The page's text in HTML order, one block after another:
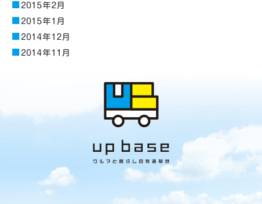
2015年2月
2015年1月
2014年12月
2014年11月